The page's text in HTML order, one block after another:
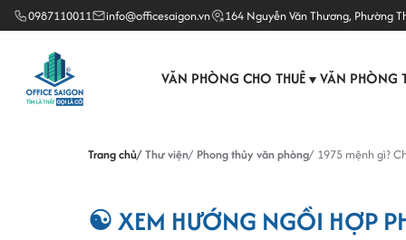
0987110011 info@officesaigon.vn 164 Nguyễn Văn Thương, Phường
VĂN PHÒNG CHO THUÊ ▼ VĂN PHÒNG
Trang chủ Thư viện Phong thủy văn phòng 1975 mệnh gì?
☯ XEM HƯỚNG NGỒI HỢP